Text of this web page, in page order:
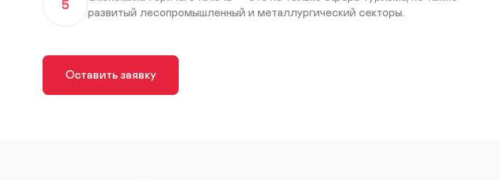
5
развитый лесопромышленный и металлургический секторы.
Оставить заявку